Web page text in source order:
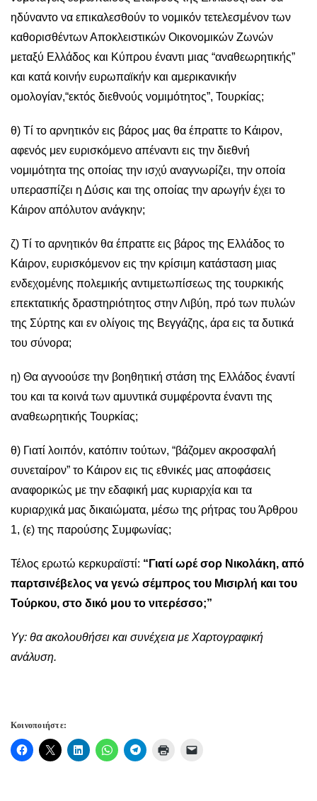
ηδύναντο να επικαλεσθούν το νομικόν τετελεσμένον των
καθορισθέντων Αποκλειστικών Οικονομικών Ζωνών
μεταξύ Ελλάδος και Κύπρου έναντι μιας “αναθεωρητικής”
και κατά κοινήν ευρωπαϊκήν και αμερικανικήν
ομολογίαν,“εκτός διεθνούς νομιμότητος”, Τουρκίας;
θ) Τί το αρνητικόν εις βάρος μας θα έπραττε το Κάιρον,
αφενός μεν ευρισκόμενο απέναντι εις την διεθνή
νομιμότητα της οποίας την ισχύ αναγνωρίζει, την οποία
υπερασπίζει η Δύσις και της οποίας την αρωγήν έχει το
Κάιρον απόλυτον ανάγκην;
ζ) Tί το αρνητικόν θα έπραττε εις βάρος της Ελλάδος το
Κάιρον, ευρισκόμενον εις την κρίσιμη κατάσταση μιας
ενδεχομένης πολεμικής αντιμετωπίσεως της τουρκικής
επεκτατικής δραστηριότητος στην Λιβύη, πρό των πυλών
της Σύρτης και εν ολίγοις της Βεγγάζης, άρα εις τα δυτικά
του σύνορα;
η) Θα αγνοούσε την βοηθητική στάση της Ελλάδος έναντί
του και τα κοινά των αμυντικά συμφέροντα έναντι της
αναθεωρητικής Τουρκίας;
θ) Γιατί λοιπόν, κατόπιν τούτων, “βάζομεν ακροσφαλή
συνεταίρον” το Κάιρον εις τις εθνικές μας αποφάσεις
αναφορικώς με την εδαφική μας κυριαρχία και τα
κυριαρχικά μας δικαιώματα, μέσω της ρήτρας του Άρθρου
1, (ε) της παρούσης Συμφωνίας;
Τέλος ερωτώ κερκυραϊστί: “Γιατί ωρέ σορ Νικολάκη, από
παρτσινέβελος να γενώ σέμπρος του Μισιρλή και του
Τούρκου, στο δικό μου το νιτερέσσο;”
Υγ: θα ακολουθήσει και συνέχεια με Χαρτογραφική
ανάλυση.
Κοινοποιήστε: